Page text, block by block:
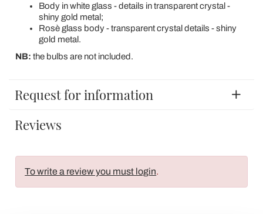
Body in white glass - details in transparent crystal -
shiny gold metal;
Rosè glass body - transparent crystal details - shiny
gold metal.
NB: the bulbs are not included.
Request for information
Reviews
To write a review you must login.